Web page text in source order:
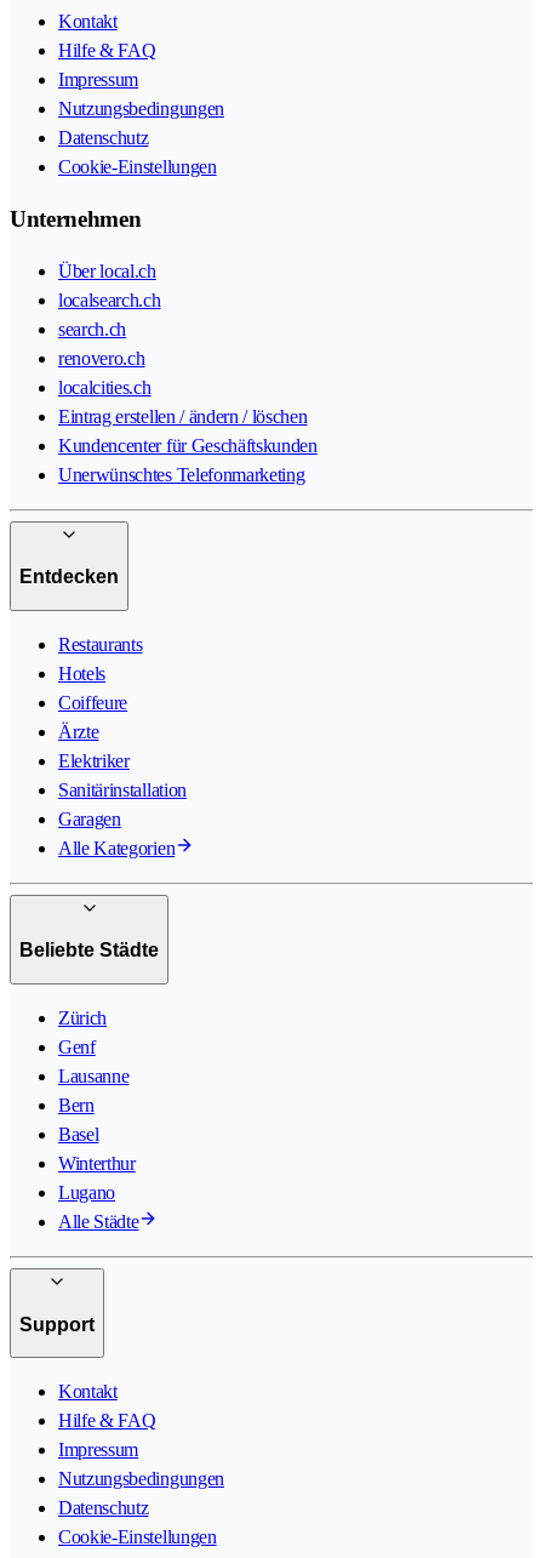
Kontakt
Hilfe & FAQ
Impressum
Nutzungsbedingungen
Datenschutz
Cookie-Einstellungen
Unternehmen
Über local.ch
localsearch.ch
search.ch
renovero.ch
localcities.ch
Eintrag erstellen / ändern / löschen
Kundencenter für Geschäftskunden
Unerwünschtes Telefonmarketing
Entdecken
Restaurants
Hotels
Coiffeure
Ärzte
Elektriker
Sanitärinstallation
Garagen
Alle Kategorien
Beliebte Städte
Zürich
Genf
Lausanne
Bern
Basel
Winterthur
Lugano
Alle Städte
Support
Kontakt
Hilfe & FAQ
Impressum
Nutzungsbedingungen
Datenschutz
Cookie-Einstellungen